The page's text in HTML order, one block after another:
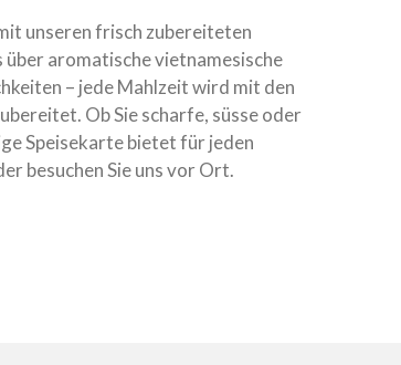
unseren frisch zubereiteten
aromatische vietnamesische
– jede Mahlzeit wird mit den
Ob Sie scharfe, süsse oder
Speisekarte bietet für jeden
besuchen Sie uns vor Ort.